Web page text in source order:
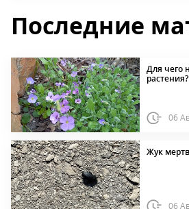
Последние
Для чего
растения?
06
Жук
06